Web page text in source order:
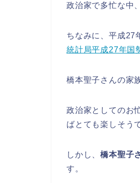
政治家で多忙な中
ちなみに、平成27
統計局平成27年国
橋本聖子さんの家
政治家としてのお
ばとても楽しそう
しかし、橋本聖子
す。